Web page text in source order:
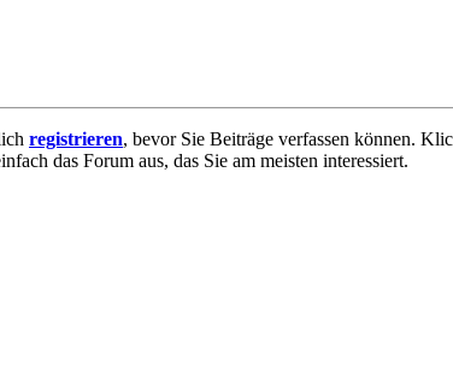
registrieren, bevor Sie Beiträge verfassen können.
das Forum aus, das Sie am meisten interessiert.